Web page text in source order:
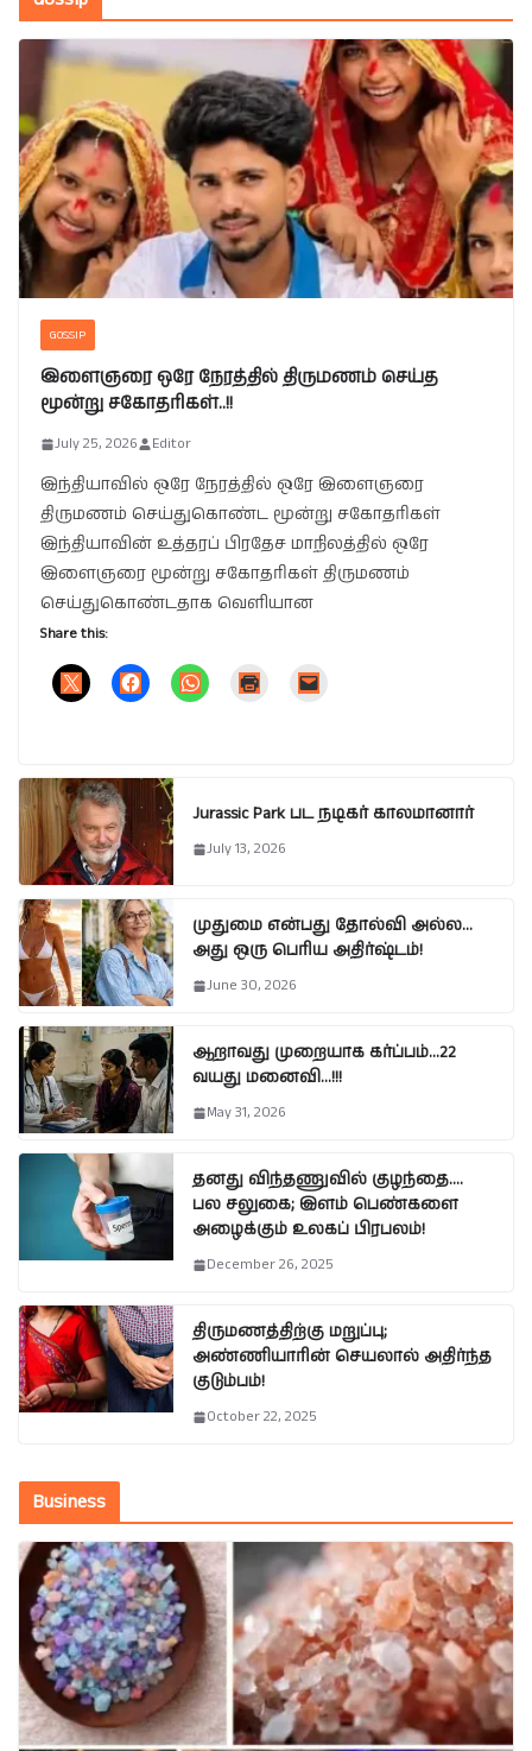
GOSSIP
இளைஞரை ஒரே நேரத்தில் திருமணம் செய்த
மூன்று சகோதரிகள்..!!
July 25, 2026 Editor
இந்தியாவில் ஒரே நேரத்தில் ஒரே இளைஞரை
திருமணம் செய்துகொண்ட மூன்று சகோதரிகள்
இந்தியாவின் உத்தரப் பிரதேச மாநிலத்தில் ஒரே
இளைஞரை மூன்று சகோதரிகள் திருமணம்
செய்துகொண்டதாக வெளியான
Share this:
Jurassic Park பட நடிகர் காலமானார்
July 13, 2026
முதுமை என்பது தோல்வி அல்ல…
அது ஒரு பெரிய அதிர்ஷ்டம்!
June 30, 2026
ஆறாவது முறையாக கர்ப்பம்…22
வயது மனைவி…!!!
May 31, 2026
தனது விந்தணுவில் குழந்தை….
பல சலுகை; இளம் பெண்களை
அழைக்கும் உலகப் பிரபலம்!
December 26, 2025
திருமணத்திற்கு மறுப்பு;
அண்ணியாரின் செயலால் அதிர்ந்த
குடும்பம்!
October 22, 2025
Business